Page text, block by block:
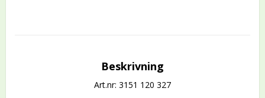
Beskrivning
Art.nr: 3151 120 327